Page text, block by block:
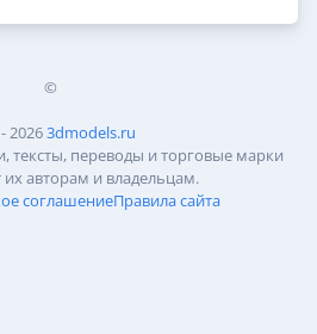
©
20263dmodels.ru
тексты, переводы и торговые марки
авторам и владельцам.
соглашениеПравила сайта